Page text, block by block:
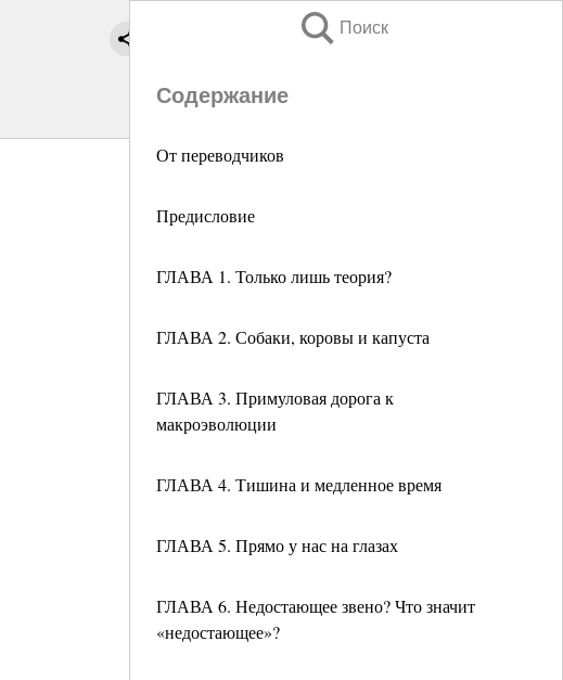
Поиск
Содержание
От переводчиков
Предисловие
ГЛАВА 1. Только лишь теория?
ГЛАВА 2. Собаки, коровы и капуста
ГЛАВА 3. Примуловая дорога к
макроэволюции
ГЛАВА 4. Тишина и медленное время
ГЛАВА 5. Прямо у нас на глазах
ГЛАВА 6. Недостающее звено? Что значит
«недостающее»?